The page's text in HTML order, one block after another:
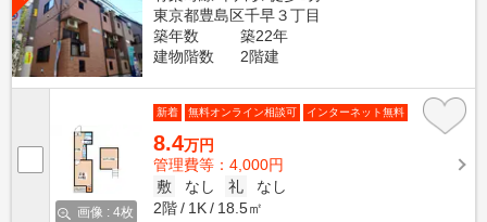
東京都豊島区千早３丁目
築年数
築22年
建物階数
2階建
画像 : 4枚
新着 無料オンライン相談可 インターネット無料
8.4万円
管理費等：4,000円
敷
なし 礼
なし
2階
1K 18.5㎡